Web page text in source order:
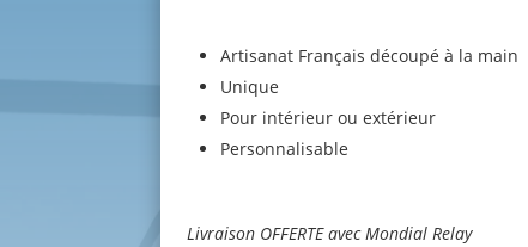
Artisanat Français découpé à la main
Unique
Pour intérieur ou extérieur
Personnalisable
Livraison OFFERTE avec Mondial Relay